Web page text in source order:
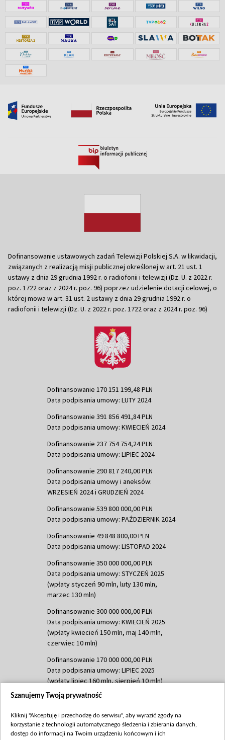
Dofinansowanie ustawowych zadań Telewizji Polskiej S.A. w likwidacji,
związanych z realizacją misji publicznej określonej w art. 21 ust. 1
ustawy z dnia 29 grudnia 1992 r. o radiofonii i telewizji (Dz. U. z 2022 r.
poz. 1722 oraz z 2024 r. poz. 96) poprzez udzielenie dotacji celowej, o
której mowa w art. 31 ust. 2 ustawy z dnia 29 grudnia 1992 r. o
radiofonii i telewizji (Dz. U. z 2022 r. poz. 1722 oraz z 2024 r. poz. 96)
Dofinansowanie 170 151 199,48 PLN
Data podpisania umowy: LUTY 2024
Dofinansowanie 391 856 491,84 PLN
Data podpisania umowy: KWIECIEŃ 2024
Dofinansowanie 237 754 754,24 PLN
Data podpisania umowy: LIPIEC 2024
Dofinansowanie 290 817 240,00 PLN
Data podpisania umowy i aneksów:
WRZESIEŃ 2024 i GRUDZIEŃ 2024
Dofinansowanie 539 800 000,00 PLN
Data podpisania umowy: PAŹDZIERNIK 2024
Dofinansowanie 49 848 800,00 PLN
Data podpisania umowy: LISTOPAD 2024
Dofinansowanie 350 000 000,00 PLN
Data podpisania umowy: STYCZEŃ 2025
(wpłaty styczeń 90 mln, luty 130 mln,
marzec 130 mln)
Dofinansowanie 300 000 000,00 PLN
Data podpisania umowy: KWIECIEŃ 2025
(wpłaty kwiecień 150 mln, maj 140 mln,
czerwiec 10 mln)
Dofinansowanie 170 000 000,00 PLN
Data podpisania umowy: LIPIEC 2025
(wpłaty lipiec 160 mln, sierpień 10 mln)
Dofinansowanie 60 000 000,00 PLN
(wpłata wrzesień 60 mln)
Dofinansowanie 635 783 051,21 PLN
Szanujemy Twoją prywatność
Kliknij "Akceptuję i przechodzę do serwisu", aby wyrazić zgody na
korzystanie z technologii automatycznego śledzenia i zbierania danych,
dostęp do informacji na Twoim urządzeniu końcowym i ich